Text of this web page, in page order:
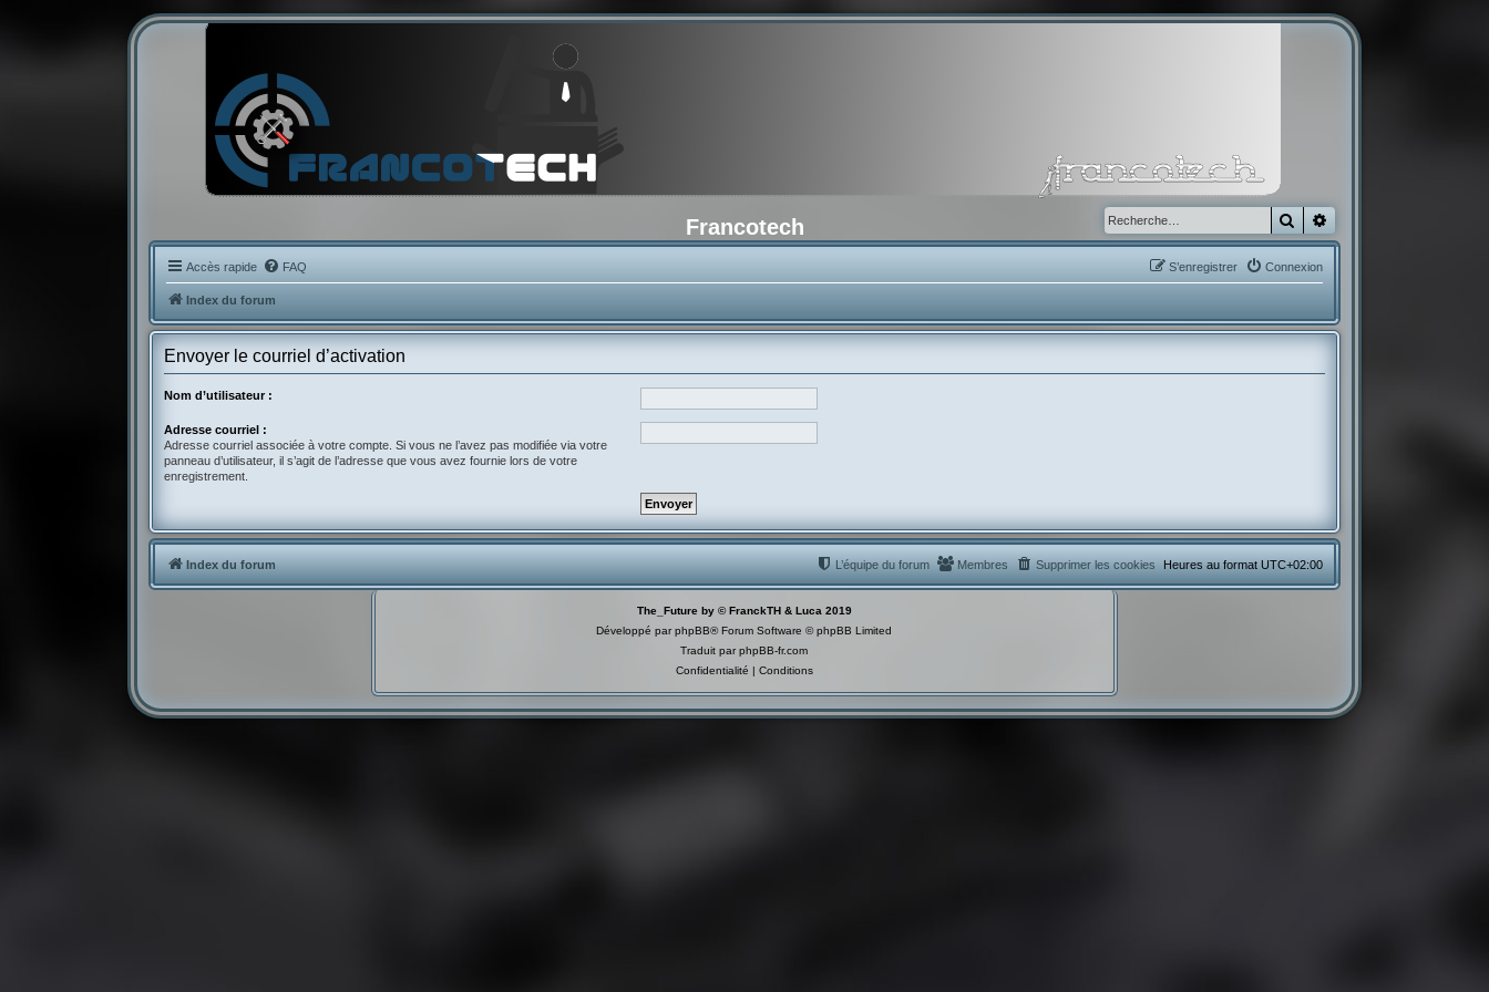
Francotech Rechercher
Accès rapide FAQ Connexion
S’enregistrer
Index du forum
Envoyer le courriel d’activation
Nom d’utilisateur :
Adresse courriel :
Adresse courriel associée à votre compte. Si vous ne l’avez pas modifiée via votre
panneau d’utilisateur, il s’agit de l’adresse que vous avez fournie lors de votre
enregistrement.
Index du forum Heures au format UTC+02:00
Supprimer les cookies
Membres
L’équipe du forum
The_Future by © FranckTH & Luca 2019
Développé parphpBB® Forum Software © phpBB Limited
Traduit parphpBB-fr.com
Confidentialité
Conditions